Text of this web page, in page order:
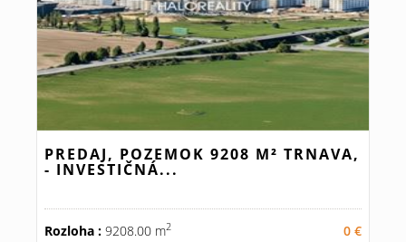
PREDAJ, POZEMOK 9208 M² TRNAVA,
- INVESTIČNÁ...
Rozloha : 9208.00 m2
0 €